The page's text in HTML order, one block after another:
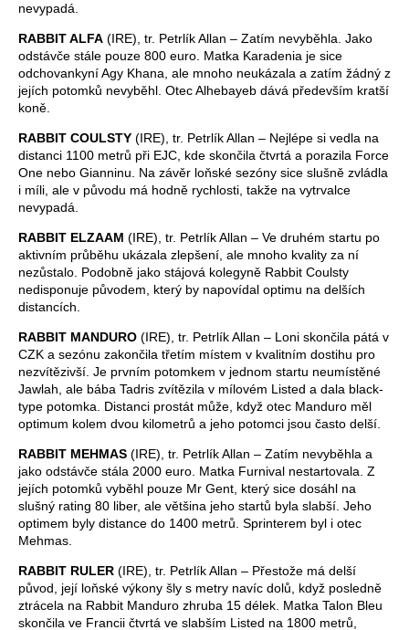
nevypadá.
RABBIT ALFA (IRE), tr. Petrlík Allan – Zatím nevyběhla. Jako
odstávče stále pouze 800 euro. Matka Karadenia je sice
odchovankyní Agy Khana, ale mnoho neukázala a zatím žádný z
jejích potomků nevyběhl. Otec Alhebayeb dává především kratší
koně.
RABBIT COULSTY (IRE), tr. Petrlík Allan – Nejlépe si vedla na
distanci 1100 metrů při EJC, kde skončila čtvrtá a porazila Force
One nebo Gianninu. Na závěr loňské sezóny sice slušně zvládla
i míli, ale v původu má hodně rychlosti, takže na vytrvalce
nevypadá.
RABBIT ELZAAM (IRE), tr. Petrlík Allan – Ve druhém startu po
aktivním průběhu ukázala zlepšení, ale mnoho kvality za ní
nezůstalo. Podobně jako stájová kolegyně Rabbit Coulsty
nedisponuje původem, který by napovídal optimu na delších
distancích.
RABBIT MANDURO (IRE), tr. Petrlík Allan – Loni skončila pátá v
CZK a sezónu zakončila třetím místem v kvalitním dostihu pro
nezvítězivší. Je prvním potomkem v jednom startu neumístěné
Jawlah, ale bába Tadris zvítězila v mílovém Listed a dala black-
type potomka. Distanci prostát může, když otec Manduro měl
optimum kolem dvou kilometrů a jeho potomci jsou často delší.
RABBIT MEHMAS (IRE), tr. Petrlík Allan – Zatím nevyběhla a
jako odstávče stála 2000 euro. Matka Furnival nestartovala. Z
jejích potomků vyběhl pouze Mr Gent, který sice dosáhl na
slušný rating 80 liber, ale většina jeho startů byla slabší. Jeho
optimem byly distance do 1400 metrů. Sprinterem byl i otec
Mehmas.
RABBIT RULER (IRE), tr. Petrlík Allan – Přestože má delší
původ, její loňské výkony šly s metry navíc dolů, když posledně
ztrácela na Rabbit Manduro zhruba 15 délek. Matka Talon Bleu
skončila ve Francii čtvrtá ve slabším Listed na 1800 metrů,